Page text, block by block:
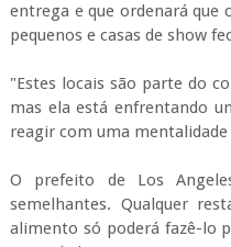
entrega e que ordenará que
pequenos e casas de show
"Estes locais são parte do
mas ela está enfrentando
reagir com uma
O prefeito de Los
semelhantes. Qualquer
alimento só poderá fazê-lo